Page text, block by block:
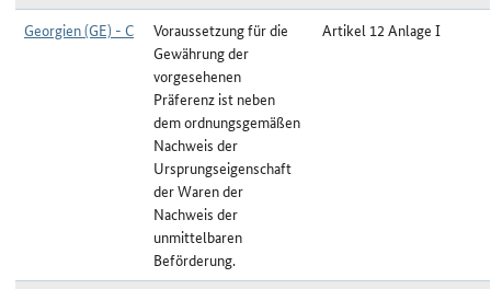
Georgien (GE) - C
Voraussetzung für die
Gewährung der
vorgesehenen
Präferenz ist neben
dem ordnungsgemäßen
Nachweis der
Ursprungseigenschaft
der Waren der
Nachweis der
unmittelbaren
Beförderung.
Artikel 12 Anlage I